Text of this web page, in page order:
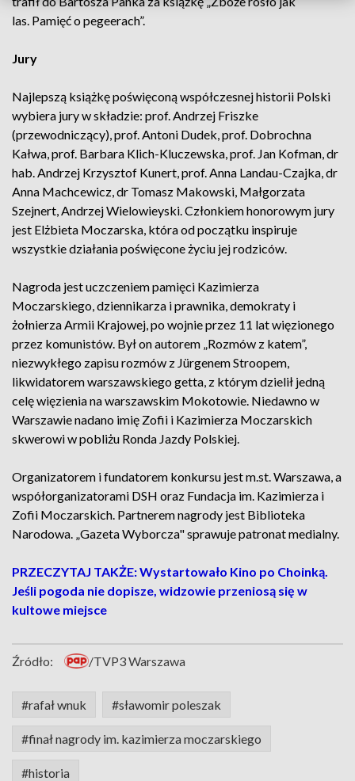
las. Pamięć o pegeerach”.
Jury
Najlepszą książkę poświęconą współczesnej historii Polski
wybiera jury w składzie: prof. Andrzej Friszke
(przewodniczący), prof. Antoni Dudek, prof. Dobrochna
Kałwa, prof. Barbara Klich-Kluczewska, prof. Jan Kofman, dr
hab. Andrzej Krzysztof Kunert, prof. Anna Landau-Czajka, dr
Anna Machcewicz, dr Tomasz Makowski, Małgorzata
Szejnert, Andrzej Wielowieyski. Członkiem honorowym jury
jest Elżbieta Moczarska, która od początku inspiruje
wszystkie działania poświęcone życiu jej rodziców.
Nagroda jest uczczeniem pamięci Kazimierza
Moczarskiego, dziennikarza i prawnika, demokraty i
żołnierza Armii Krajowej, po wojnie przez 11 lat więzionego
przez komunistów. Był on autorem „Rozmów z katem”,
niezwykłego zapisu rozmów z Jürgenem Stroopem,
likwidatorem warszawskiego getta, z którym dzielił jedną
celę więzienia na warszawskim Mokotowie. Niedawno w
Warszawie nadano imię Zofii i Kazimierza Moczarskich
skwerowi w pobliżu Ronda Jazdy Polskiej.
Organizatorem i fundatorem konkursu jest m.st. Warszawa, a
współorganizatorami DSH oraz Fundacja im. Kazimierza i
Zofii Moczarskich. Partnerem nagrody jest Biblioteka
Narodowa. „Gazeta Wyborcza" sprawuje patronat medialny.
PRZECZYTAJ TAKŻE: Wystartowało Kino po Choinką.
Jeśli pogoda nie dopisze, widzowie przeniosą się w
kultowe miejsce
Źródło: /TVP3 Warszawa
#rafał wnuk #sławomir poleszak
#finał nagrody im. kazimierza moczarskiego
#historia